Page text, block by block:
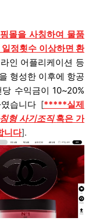
몰을 사칭하여 물품
정횟수 이상하면 환
인 어플리케이션 등
형성한 이후에 항공
수익금이 10~20%
습니다[*****실제
형 사기조직 혹은 가
니다].